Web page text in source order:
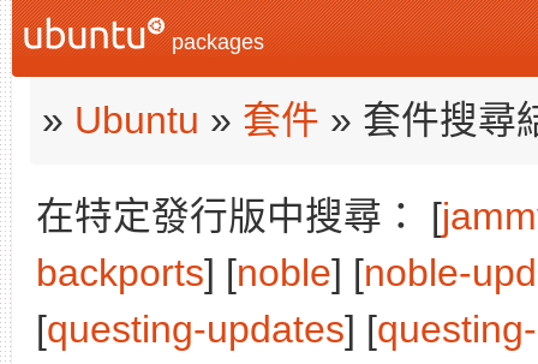
packages
» Ubuntu » 套件 » 套件搜尋
在特定發行版中搜尋： [
backports] [noble] [noble-
[questing-updates] [